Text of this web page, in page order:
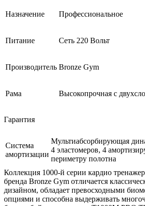
Назначение Профессиональное
Питание Сеть 220 Вольт
Производитель Bronze Gym
Рама Высокопрочная с
Гарантия
Система
амортизации
Мультиабсорбирующая
4 эластомеров, 4
периметру полотна
Коллекция 1000-й серии кардио
бренда Bronze Gym отличается
дизайном, обладает превосходными
опциями и способна выдерживать